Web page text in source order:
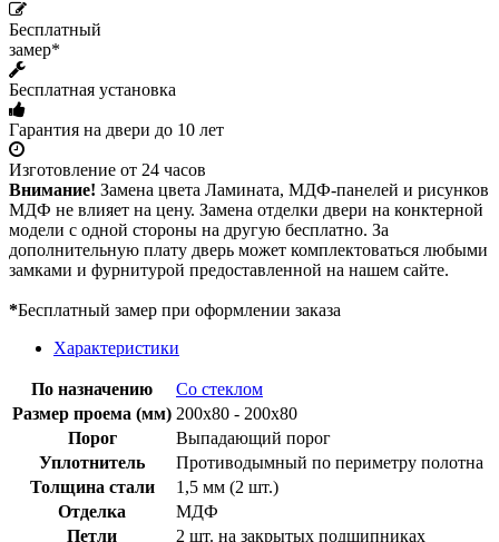
Бесплатный
замер*
Бесплатная установка
Гарантия на двери до 10 лет
Изготовление от 24 часов
Внимание! Замена цвета Ламината, МДФ-панелей и рисунков
МДФ не влияет на цену. Замена отделки двери на конктерной
модели с одной стороны на другую бесплатно. За
дополнительную плату дверь может комплектоваться любыми
замками и фурнитурой предоставленной на нашем сайте.
*Бесплатный замер при оформлении заказа
Характеристики
По назначению
Со стеклом
Размер проема (мм) 200х80 - 200х80
Порог
Выпадающий порог
Уплотнитель
Противодымный по периметру полотна
Толщина стали
1,5 мм (2 шт.)
Отделка
МДФ
Петли
2 шт. на закрытых подшипниках